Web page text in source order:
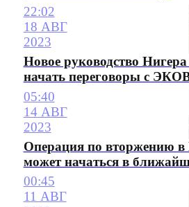
22:02
18 АВГ
2023
Новое руководство Нигера
начать переговоры с
05:40
14 АВГ
2023
Операция по вторжению в
может начаться в
00:45
11 АВГ